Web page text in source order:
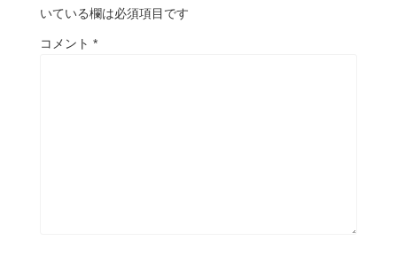
いている欄は必須項目です
コメント *